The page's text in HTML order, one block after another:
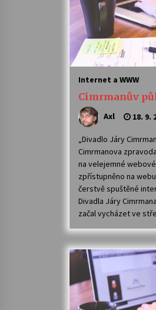
Internet a WWW
Cimrmanův
Axl 18. 9.
„Divadlo Járy
Cimrmanova
na velejemné
zpřístupněno na
čerstvě spuštěné
Divadla Járy
začal vycházet ve